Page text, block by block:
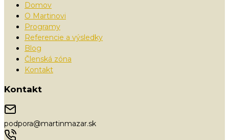
Domov
O Martinovi
Programy
Referencie a výsledky
Blog
Členská zóna
Kontakt
Kontakt
podpora@martinmazar.sk